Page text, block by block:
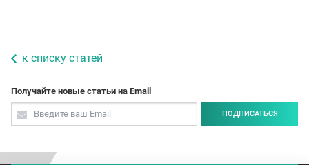
к списку статей
Получайте новые статьи на Email
ПОДПИСАТЬСЯ